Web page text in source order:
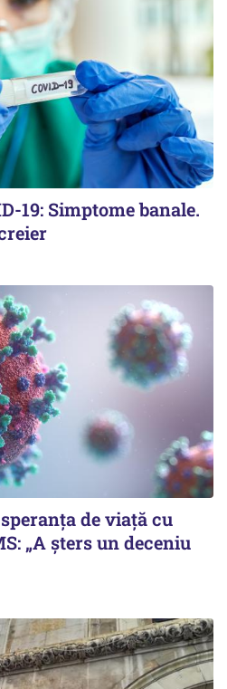
19: Simptome banale.
de viaţă cu
„A şters un deceniu